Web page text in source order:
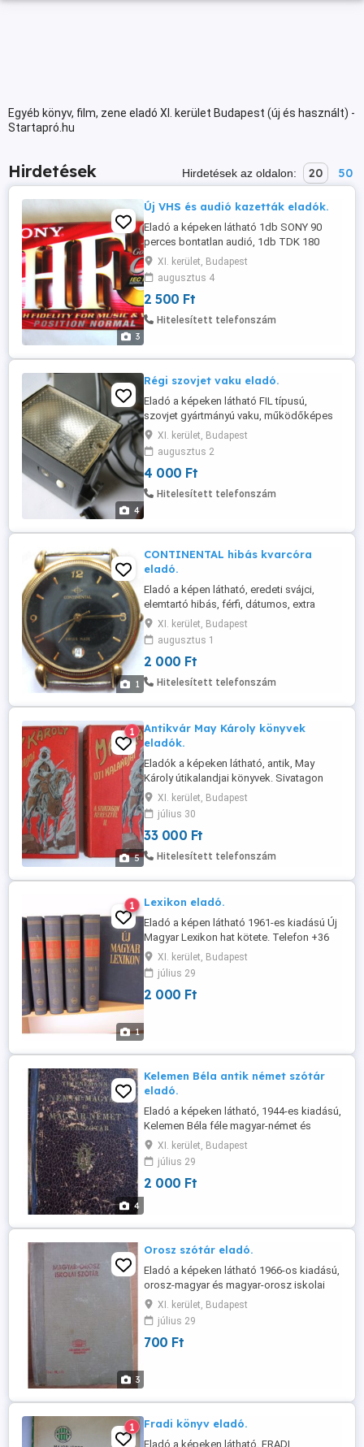
Egyéb könyv, film, zene eladó XI. kerület Budapest (új és használt) -
Startapró.hu
Hirdetések Hirdetések az oldalon: 20 50
3
Új VHS és audió kazetták eladók.
Eladó a képeken látható 1db SONY 90
perces bontatlan audió, 1db TDK 180
perces bontatlan VHS videó és 1db TDK
195+15 perces bontatlan VHS videó
kazetta 2500 Ft/darab áron. Személyes
átvétellel a 11. kerületben. Telefon .
XI. kerület, Budapest
augusztus 4
2 500 Ft
Hitelesített telefonszám
4
Régi szovjet vaku eladó.
Eladó a képeken látható FIL típusú,
szovjet gyártmányú vaku, működőképes
állapotban. 4db góliát elemmel működő
műszaki régiség. Személyes átvétellel a
11. kerületben. Telefon .
XI. kerület, Budapest
augusztus 2
4 000 Ft
Hitelesített telefonszám
1
CONTINENTAL hibás kvarcóra
eladó.
Eladó a képen látható, eredeti svájci,
elemtartó hibás, férfi, dátumos, extra
lapos, water resistant, 35mm-es kvarcóra,
alkatrésznek. Személyes átvétellel a 11.
kerületben. Telefon . Személyes átvétellel
a 11. kerületben. Telefon .
XI. kerület, Budapest
augusztus 1
2 000 Ft
Hitelesített telefonszám
5
1
Antikvár May Károly könyvek
eladók.
Eladók a képeken látható, antik, May
Károly útikalandjai könyvek. Sivatagon
keresztül kasul 1.-2. kötet (1906) 20000 Ft,
Az olajkirály(1912) 7000 Ft, Bagdadtól
Sztambulig(1934) 6000Ft. Személyes
átvétellel a 11. kerületben. Telefon .
XI. kerület, Budapest
július 30
33 000 Ft
Hitelesített telefonszám
1
1 Lexikon eladó.
Eladó a képen látható 1961-es kiadású Új
Magyar Lexikon hat kötete. Telefon +36
20 525 9952.
XI. kerület, Budapest
július 29
2 000 Ft
4
Kelemen Béla antik német szótár
eladó.
Eladó a képeken látható, 1944-es kiadású,
Kelemen Béla féle magyar-német és
német-magyar szótár. Személyes
átvétellel a 11. kerületben. Telefon +36 20
525 9952.
XI. kerület, Budapest
július 29
2 000 Ft
3
Orosz szótár eladó.
Eladó a képeken látható 1966-os kiadású,
orosz-magyar és magyar-orosz iskolai
kisszótár. Személyes átvétellel a 11.
kerületben. Telefon +36 20 525 9952.
XI. kerület, Budapest
július 29
700 Ft
1 Fradi könyv eladó.
Eladó a képeken látható, FRADI